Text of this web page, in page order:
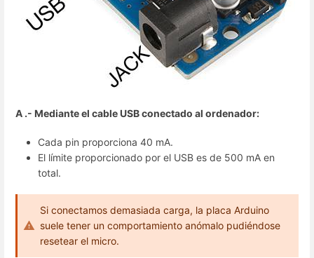
A .- Mediante el cable USB conectado al ordenador:
Cada pin proporciona 40 mA.
El límite proporcionado por el USB es de 500 mA en
total.
Si conectamos demasiada carga, la placa Arduino
suele tener un comportamiento anómalo pudiéndose
resetear el micro.